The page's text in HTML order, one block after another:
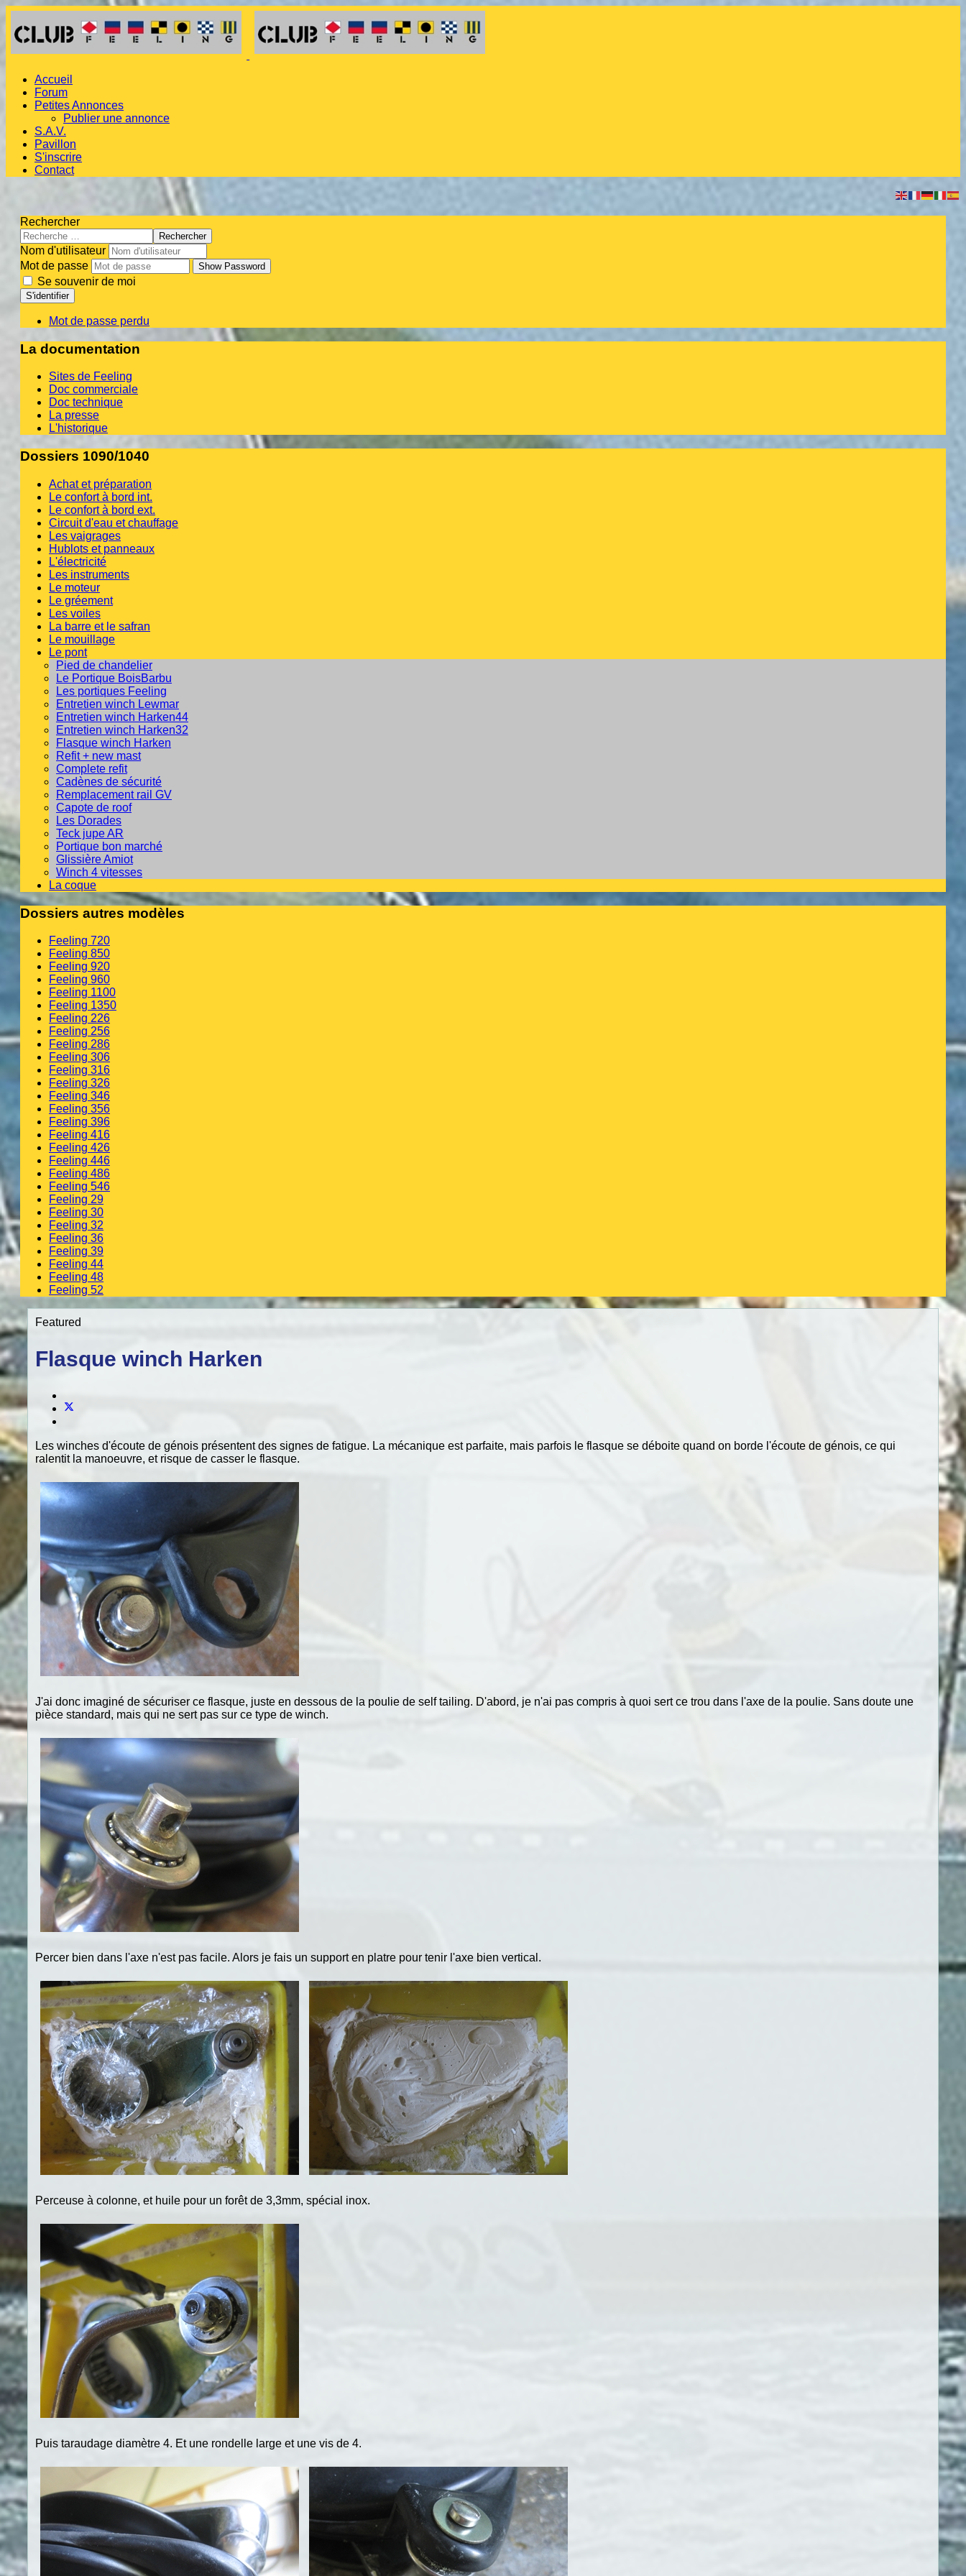
Accueil
Forum
Petites Annonces
Publier une annonce
S.A.V.
Pavillon
S'inscrire
Contact
Rechercher
Rechercher
Nom d'utilisateur
Mot de passe
Show Password
Se souvenir de moi
S'identifier
Mot de passe perdu
La documentation
Sites de Feeling
Doc commerciale
Doc technique
La presse
L'historique
Dossiers 1090/1040
Achat et préparation
Le confort à bord int.
Le confort à bord ext.
Circuit d'eau et chauffage
Les vaigrages
Hublots et panneaux
L'électricité
Les instruments
Le moteur
Le gréement
Les voiles
La barre et le safran
Le mouillage
Le pont
Pied de chandelier
Le Portique BoisBarbu
Les portiques Feeling
Entretien winch Lewmar
Entretien winch Harken44
Entretien winch Harken32
Flasque winch Harken
Refit + new mast
Complete refit
Cadènes de sécurité
Remplacement rail GV
Capote de roof
Les Dorades
Teck jupe AR
Portique bon marché
Glissière Amiot
Winch 4 vitesses
La coque
Dossiers autres modèles
Feeling 720
Feeling 850
Feeling 920
Feeling 960
Feeling 1100
Feeling 1350
Feeling 226
Feeling 256
Feeling 286
Feeling 306
Feeling 316
Feeling 326
Feeling 346
Feeling 356
Feeling 396
Feeling 416
Feeling 426
Feeling 446
Feeling 486
Feeling 546
Feeling 29
Feeling 30
Feeling 32
Feeling 36
Feeling 39
Feeling 44
Feeling 48
Feeling 52
Featured
Flasque winch Harken
Les winches d'écoute de génois présentent des signes de fatigue. La mécanique est parfaite, mais parfois le flasque se déboite quand on borde l'écoute de génois, ce qui
ralentit la manoeuvre, et risque de casser le flasque.
J'ai donc imaginé de sécuriser ce flasque, juste en dessous de la poulie de self tailing. D'abord, je n'ai pas compris à quoi sert ce trou dans l'axe de la poulie. Sans doute une
pièce standard, mais qui ne sert pas sur ce type de winch.
Percer bien dans l'axe n'est pas facile. Alors je fais un support en platre pour tenir l'axe bien vertical.
Perceuse à colonne, et huile pour un forêt de 3,3mm, spécial inox.
Puis taraudage diamètre 4. Et une rondelle large et une vis de 4.